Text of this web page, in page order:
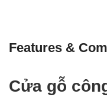
Features &
Cửa gỗ